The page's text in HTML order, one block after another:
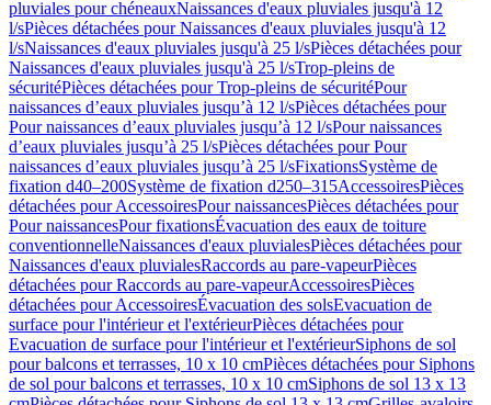
pluviales pour chéneauxNaissances d'eaux pluviales jusqu'à 12
l/sPièces détachées pour Naissances d'eaux pluviales jusqu'à 12
l/sNaissances d'eaux pluviales jusqu'à 25 l/sPièces détachées pour
Naissances d'eaux pluviales jusqu'à 25 l/sTrop-pleins de
sécuritéPièces détachées pour Trop-pleins de sécuritéPour
naissances d’eaux pluviales jusqu’à 12 l/sPièces détachées pour
Pour naissances d’eaux pluviales jusqu’à 12 l/sPour naissances
d’eaux pluviales jusqu’à 25 l/sPièces détachées pour Pour
naissances d’eaux pluviales jusqu’à 25 l/sFixationsSystème de
fixation d40–200Système de fixation d250–315AccessoiresPièces
détachées pour AccessoiresPour naissancesPièces détachées pour
Pour naissancesPour fixationsÉvacuation des eaux de toiture
conventionnelleNaissances d'eaux pluvialesPièces détachées pour
Naissances d'eaux pluvialesRaccords au pare-vapeurPièces
détachées pour Raccords au pare-vapeurAccessoiresPièces
détachées pour AccessoiresÉvacuation des solsEvacuation de
surface pour l'intérieur et l'extérieurPièces détachées pour
Evacuation de surface pour l'intérieur et l'extérieurSiphons de sol
pour balcons et terrasses, 10 x 10 cmPièces détachées pour Siphons
de sol pour balcons et terrasses, 10 x 10 cmSiphons de sol 13 x 13